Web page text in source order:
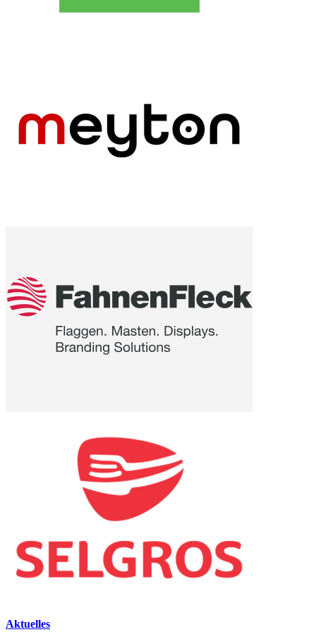
Aktuelles